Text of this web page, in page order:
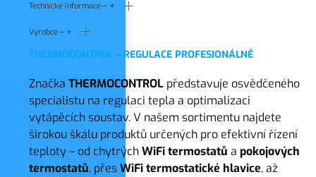
Technické informace
Výrobce
THERMOCONTROL – REGULACE PROFESIONÁLNĚ
ZnačkaTHERMOCONTROL představuje osvědčeného
specialistu na regulaci tepla a optimalizaci
vytápěcích soustav. V našem sortimentu najdete
širokou škálu produktů určených pro efektivní řízení
teploty – od chytrýchWiFi termostatů a pokojových
termostatů, přesWiFi termostatické hlavice, až